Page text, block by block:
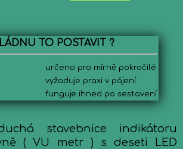
TO POSTAVIT ?
určeno pro mírně pokročilé
vyžaduje praxi v pájení
funguje ihned po sestavení
stavebnice indikátoru
( VU metr ) s deseti LED